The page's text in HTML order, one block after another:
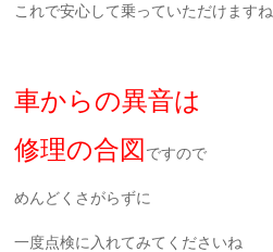
これで安心して乗っていただけますね
車からの異音は
修理の合図ですので
めんどくさがらずに
一度点検に入れてみてくださいね